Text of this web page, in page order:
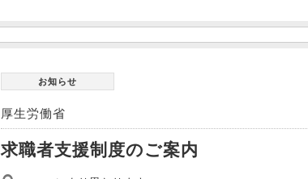
お知らせ
厚生労働省
求職者支援制度のご案内